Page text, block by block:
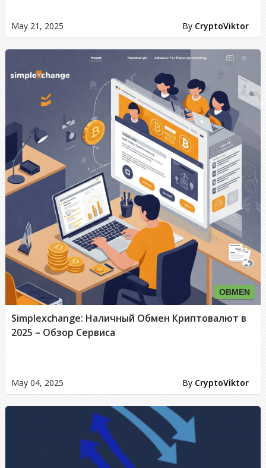
May 21, 2025 By CryptoViktor
OBMEN
May 04, 2025 By CryptoViktor
Simplexchange: Наличный Обмен Криптовалют в
2025 – Обзор Сервиса